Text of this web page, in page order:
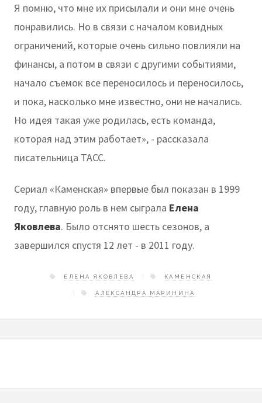
Я помню, что мне их присылали и они мне очень
понравились. Но в связи с началом ковидных
ограничений, которые очень сильно повлияли на
финансы, а потом в связи с другими событиями,
начало съемок все переносилось и переносилось,
и пока, насколько мне известно, они не начались.
Но идея такая уже родилась, есть команда,
которая над этим работает», - рассказала
писательница ТАСС.
Сериал «Каменская» впервые был показан в 1999
году, главную роль в нем сыграла Елена
Яковлева. Было отснято шесть сезонов, а
завершился спустя 12 лет - в 2011 году.
ЕЛЕНА ЯКОВЛЕВА КАМЕНСКАЯ
АЛЕКСАНДРА МАРИНИНА